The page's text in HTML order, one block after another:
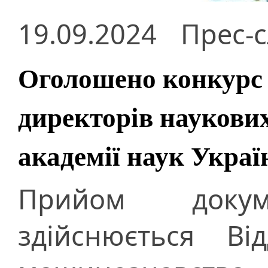
19.09.2024 Прес-
Оголошено
директорів
академії наук
Прийом
здійснюється